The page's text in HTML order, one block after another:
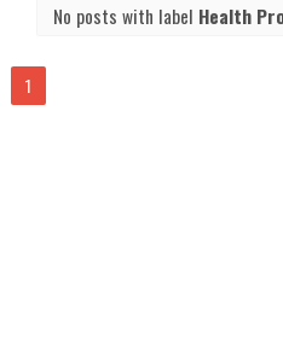
No posts with label Health
1